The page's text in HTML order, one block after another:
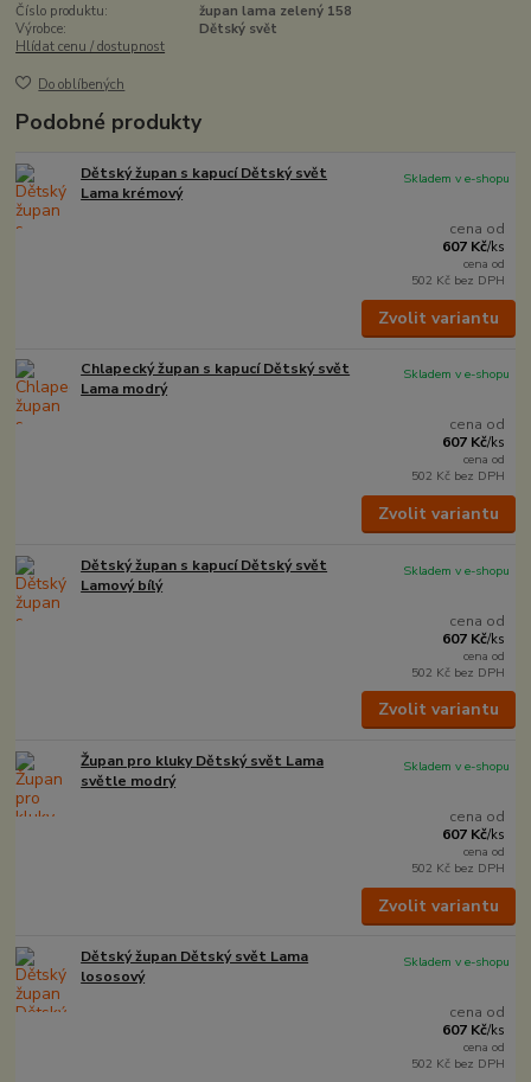
Číslo produktu:
župan lama zelený 158
Výrobce:
Dětský svět
Hlídat cenu / dostupnost
Do oblíbených
Podobné produkty
Dětský župan s kapucí Dětský svět
Lama krémový
cena od
607 Kč/ks
cena od
502 Kč bez DPH
Skladem v e-shopu
Zvolit variantu
Chlapecký župan s kapucí Dětský svět
Lama modrý
cena od
607 Kč/ks
cena od
502 Kč bez DPH
Skladem v e-shopu
Zvolit variantu
Dětský župan s kapucí Dětský svět
Lamový bílý
cena od
607 Kč/ks
cena od
502 Kč bez DPH
Skladem v e-shopu
Zvolit variantu
Župan pro kluky Dětský svět Lama
světle modrý
cena od
607 Kč/ks
cena od
502 Kč bez DPH
Skladem v e-shopu
Zvolit variantu
Dětský župan Dětský svět Lama
lososový
cena od
607 Kč/ks
cena od
502 Kč bez DPH
Skladem v e-shopu